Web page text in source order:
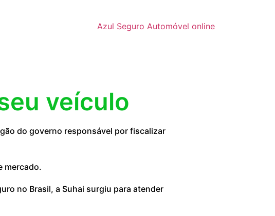
Azul Seguro Automóvel online
veículo
do governo responsável por fiscalizar
mercado.
no Brasil, a Suhai surgiu para atender